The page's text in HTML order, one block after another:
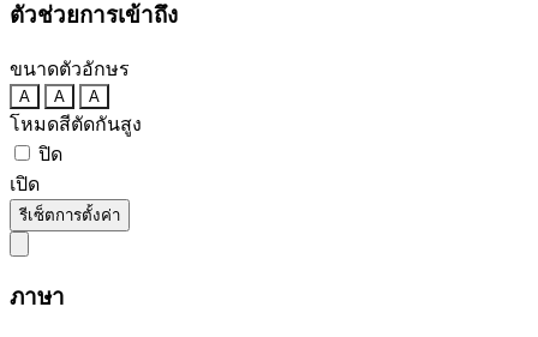
ตัวช่วยการเข้าถึง
ขนาดตัวอักษร
A A A
โหมดสีตัดกันสูง
ปิด
เปิด
รีเซ็ตการตั้งค่า
ภาษา